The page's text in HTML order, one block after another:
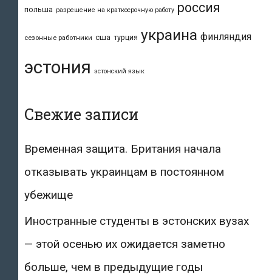
польша разрешение на краткосрочную работу россия
сезонные работники сша турция украина финляндия
эстония эстонский язык
Свежие записи
Временная защита. Британия начала
отказывать украинцам в постоянном
убежище
Иностранные студенты в эстонских вузах
— этой осенью их ожидается заметно
больше, чем в предыдущие годы